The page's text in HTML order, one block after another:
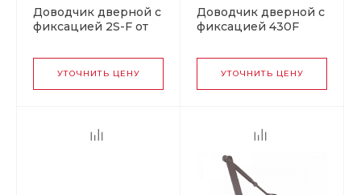
Доводчик дверной с
фиксацией 2S-F от
УТОЧНИТЬ ЦЕНУ
Доводчик дверной с
фиксацией 430F
кг белый
УТОЧНИТЬ ЦЕНУ